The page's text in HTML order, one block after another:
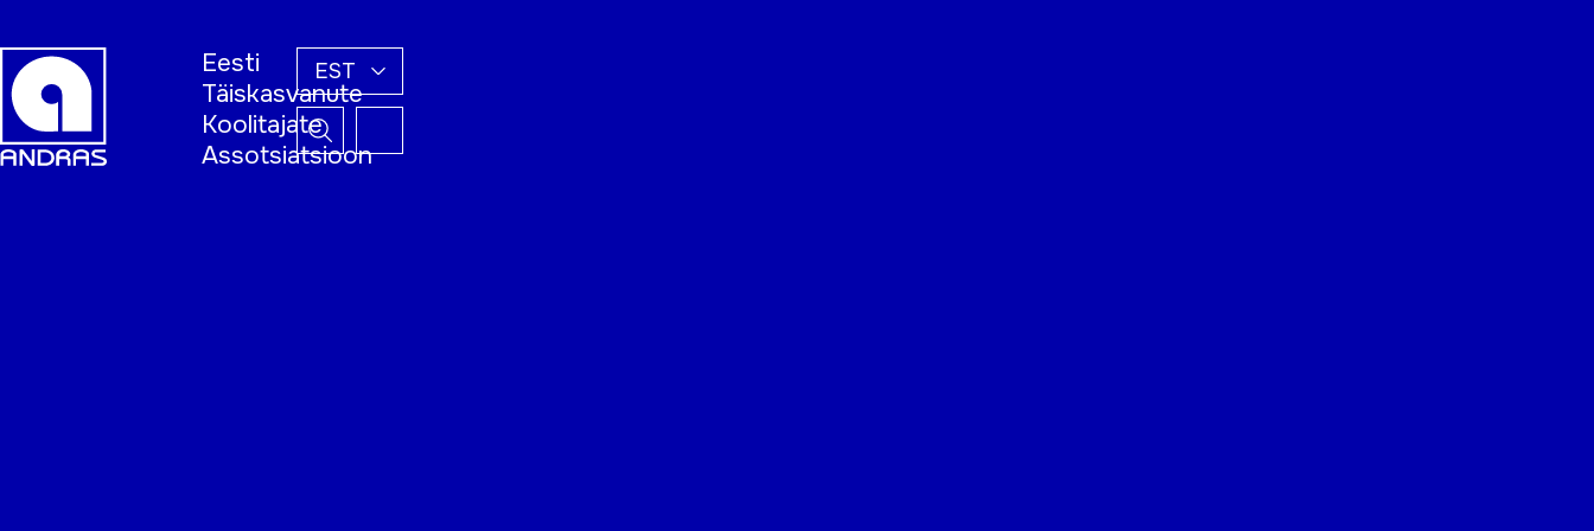
Eesti
Täiskasvanute
Koolitajate
Assotsiatsioon
EST